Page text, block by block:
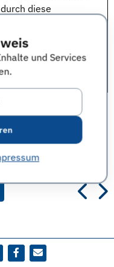
und Services
diese
der Frage an:
Revision AG,